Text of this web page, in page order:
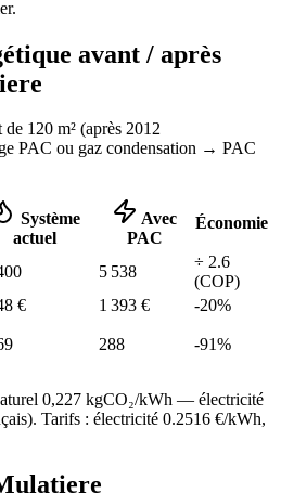
avant / après
de 120 m² (après 2012
PAC ou gaz condensation → PAC
Système
actuel
Avec
PAC
Économie
5 538
÷ 2.6
(COP)
€ 1 393 € -20%
288 -91%
0,227 kgCO₂/kWh — électricité
Tarifs : électricité 0.2516 €/kWh,